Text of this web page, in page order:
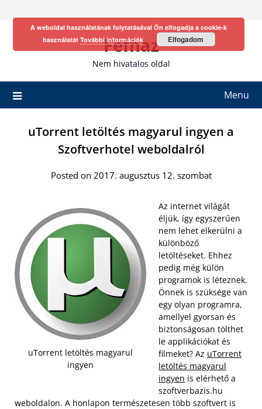
Fefhaz
Nem hivatalos oldal
Menu
uTorrent letöltés magyarul ingyen a
Szoftverhotel weboldalról
Posted on 2017. augusztus 12. szombat
uTorrent letöltés magyarul
ingyen
Az internet világát
éljük, így egyszerűen
nem lehet elkerülni a
különböző
letöltéseket. Ehhez
pedig még külön
programok is léteznek.
Önnek is szüksége van
egy olyan programra,
amellyel gyorsan és
biztonságosan tölthet
le applikációkat és
filmeket? Az uTorrent
letöltés magyarul
ingyen is elérhető a
szoftverbazis.hu
weboldalon. A honlapon természetesen több szoftvert is
A weboldal használatának folytatásával Ön elfogadja a cookie-k
használatát További információk Elfogadom